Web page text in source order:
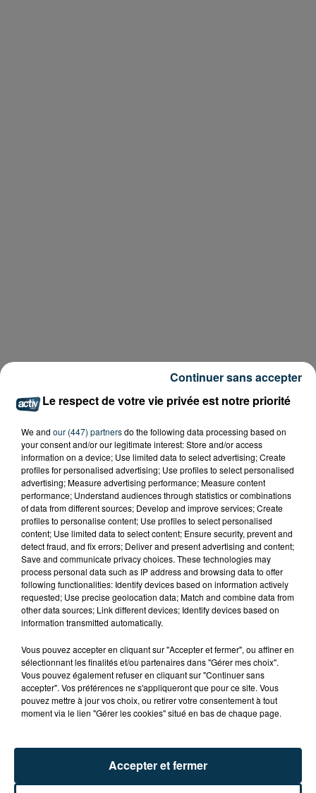
TITRES DIFFUSÉS
13h56
13h56 13h53
13h53
Le respect de votre vie privée est notre priorité
We and our (447) partnersdo the following data processing based on
your consent and/or our legitimate interest: Store and/or access
information on a device; Use limited data to select advertising; Create
profiles for personalised advertising; Use profiles to select personalised
advertising; Measure advertising performance; Measure content
performance; Understand audiences through statistics or combinations
of data from different sources; Develop and improve services; Create
profiles to personalise content; Use profiles to select personalised
content; Use limited data to select content; Ensure security, prevent and
detect fraud, and fix errors; Deliver and present advertising and content;
Save and communicate privacy choices. These technologies may
process personal data such as IP address and browsing data to offer
following functionalities: Identify devices based on information actively
requested; Use precise geolocation data; Match and combine data from
other data sources; Link different devices; Identify devices based on
information transmitted automatically.
Vous pouvez accepter en cliquant sur "Accepter et fermer", ou affiner en
sélectionnant les finalités et/ou partenaires dans "Gérer mes choix".
Vous pouvez également refuser en cliquant sur "Continuer sans
accepter". Vos préférences ne s'appliqueront que pour ce site. Vous
pouvez mettre à jour vos choix, ou retirer votre consentement à tout
moment via le lien "Gérer les cookies" situé en bas de chaque page.
Accepter et fermer
Continuer sans accepter